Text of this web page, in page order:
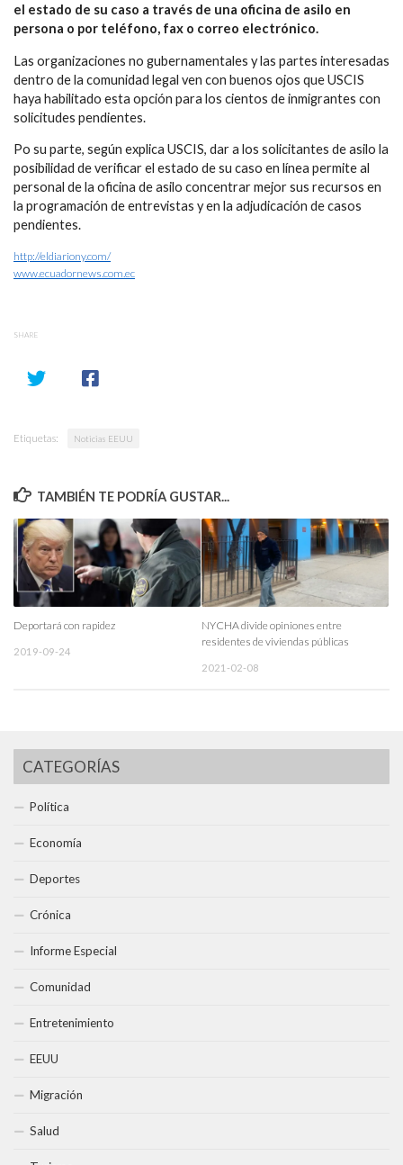
el estado de su caso a través de una oficina de asilo en
persona o por teléfono, fax o correo electrónico.
Las organizaciones no gubernamentales y las partes interesadas
dentro de la comunidad legal ven con buenos ojos que USCIS
haya habilitado esta opción para los cientos de inmigrantes con
solicitudes pendientes.
Po su parte, según explica USCIS, dar a los solicitantes de asilo la
posibilidad de verificar el estado de su caso en línea permite al
personal de la oficina de asilo concentrar mejor sus recursos en
la programación de entrevistas y en la adjudicación de casos
pendientes.
http://eldiariony.com/
www.ecuadornews.com.ec
SHARE
Etiquetas: Noticias EEUU
TAMBIÉN TE PODRÍA GUSTAR...
Deportará con rapidez
2019-09-24
NYCHA divide opiniones entre
residentes de viviendas públicas
2021-02-08
CATEGORÍAS
Política
Economía
Deportes
Crónica
Informe Especial
Comunidad
Entretenimiento
EEUU
Migración
Salud